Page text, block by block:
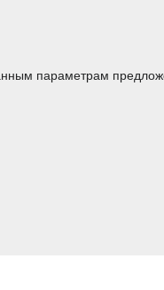
параметрам